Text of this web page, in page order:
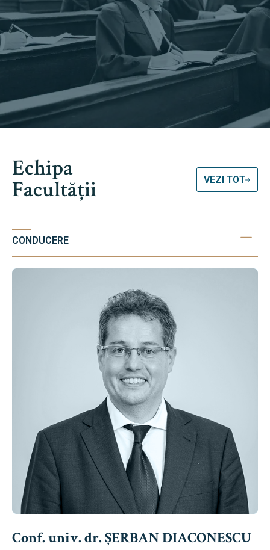
Echipa
Facultății VEZI TOT
CONDUCERE
Conf. univ. dr. ȘERBAN DIACONESCU